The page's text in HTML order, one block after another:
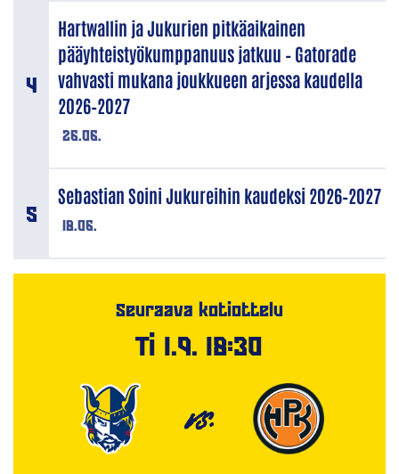
26.06.
Hartwallin ja Jukurien pitkäaikainen
pääyhteistyökumppanuus jatkuu – Gatorade
vahvasti mukana joukkueen arjessa kaudella
2026–2027
18.06.
Sebastian Soini Jukureihin kaudeksi 2026–2027
Seuraava kotiottelu
Ti 1.9. 18:30
VS.